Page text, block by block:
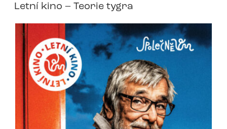
Letní kino – Teorie tygra